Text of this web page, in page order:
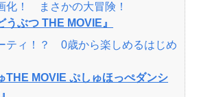
化！ まさかの大冒険！
うぶつ THE MOVIE』
ティ！？ 0歳から楽しめるはじめ
THE MOVIE ぷしゅほっぺダンシ